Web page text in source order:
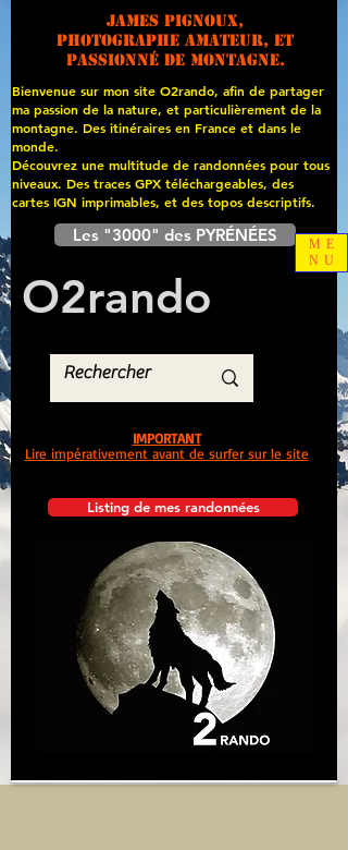
James PIGNOUX,
photographe amateur, et
passionné de montagne.
Bienvenue sur mon site O2rando, afin de partager
ma passion de la nature, et particulièrement de la
montagne. Des itinéraires en France et dans le
monde.
Découvrez une multitude de randonnées pour tous
niveaux. Des traces GPX téléchargeables, des
cartes IGN imprimables, et des topos descriptifs.
Les "3000" des PYRÉNÉES
O2rando
Listing de mes randonnées
IMPORTANT
Lire impérativement avant de surfer sur le site
ME
NU